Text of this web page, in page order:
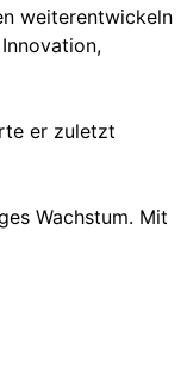
weiterentwickeln
er zuletzt
Wachstum. Mit